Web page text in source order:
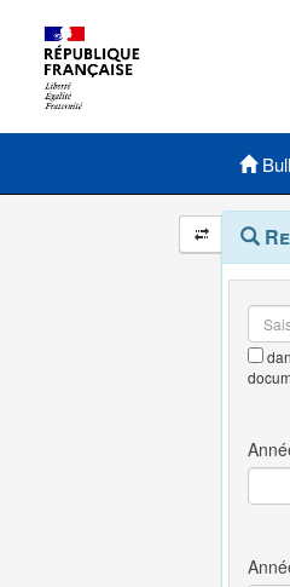
Menu principal
et
outils
Menu